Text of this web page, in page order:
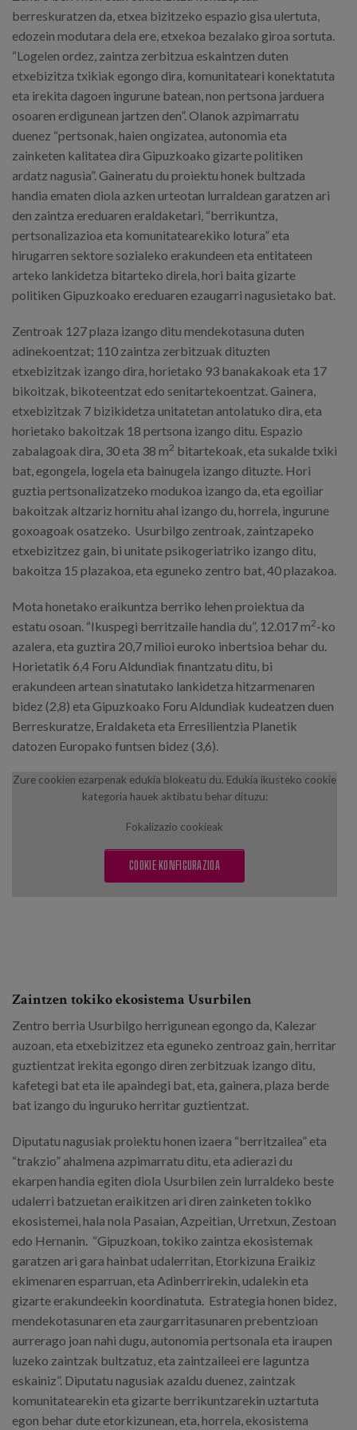
berreskuratzen da, etxea bizitzeko espazio gisa ulertuta,
edozein modutara dela ere, etxekoa bezalako giroa sortuta.
“Logelen ordez, zaintza zerbitzua eskaintzen duten
etxebizitza txikiak egongo dira, komunitateari konektatuta
eta irekita dagoen ingurune batean, non pertsona jarduera
osoaren erdigunean jartzen den”. Olanok azpimarratu
duenez “pertsonak, haien ongizatea, autonomia eta
zainketen kalitatea dira Gipuzkoako gizarte politiken
ardatz nagusia”. Gaineratu du proiektu honek bultzada
handia ematen diola azken urteotan lurraldean garatzen ari
den zaintza ereduaren eraldaketari, “berrikuntza,
pertsonalizazioa eta komunitatearekiko lotura” eta
hirugarren sektore sozialeko erakundeen eta entitateen
arteko lankidetza bitarteko direla, hori baita gizarte
politiken Gipuzkoako ereduaren ezaugarri nagusietako bat.
Zentroak 127 plaza izango ditu mendekotasuna duten
adinekoentzat; 110 zaintza zerbitzuak dituzten
etxebizitzak izango dira, horietako 93 banakakoak eta 17
bikoitzak, bikoteentzat edo senitartekoentzat. Gainera,
etxebizitzak 7 bizikidetza unitatetan antolatuko dira, eta
horietako bakoitzak 18 pertsona izango ditu. Espazio
zabalagoak dira, 30 eta 38 m2 bitartekoak, eta sukalde txiki
bat, egongela, logela eta bainugela izango dituzte. Hori
guztia pertsonalizatzeko modukoa izango da, eta egoiliar
bakoitzak altzariz hornitu ahal izango du, horrela, ingurune
goxoagoak osatzeko. Usurbilgo zentroak, zaintzapeko
etxebizitzez gain, bi unitate psikogeriatriko izango ditu,
bakoitza 15 plazakoa, eta eguneko zentro bat, 40 plazakoa.
Mota honetako eraikuntza berriko lehen proiektua da
estatu osoan. “Ikuspegi berritzaile handia du”, 12.017 m2-ko
azalera, eta guztira 20,7 milioi euroko inbertsioa behar du.
Horietatik 6,4 Foru Aldundiak finantzatu ditu, bi
erakundeen artean sinatutako lankidetza hitzarmenaren
bidez (2,8) eta Gipuzkoako Foru Aldundiak kudeatzen duen
Berreskuratze, Eraldaketa eta Erresilientzia Planetik
datozen Europako funtsen bidez (3,6).
Zure cookien ezarpenak edukia blokeatu du. Edukia ikusteko cookie
kategoria hauek aktibatu behar dituzu:
Fokalizazio cookieak
COOKIE KONFIGURAZIOA
Zaintzen tokiko ekosistema Usurbilen
Zentro berria Usurbilgo herrigunean egongo da, Kalezar
auzoan, eta etxebizitzez eta eguneko zentroaz gain, herritar
guztientzat irekita egongo diren zerbitzuak izango ditu,
kafetegi bat eta ile apaindegi bat, eta, gainera, plaza berde
bat izango du inguruko herritar guztientzat.
Diputatu nagusiak proiektu honen izaera “berritzailea” eta
“trakzio” ahalmena azpimarratu ditu, eta adierazi du
ekarpen handia egiten diola Usurbilen zein lurraldeko beste
udalerri batzuetan eraikitzen ari diren zainketen tokiko
ekosistemei, hala nola Pasaian, Azpeitian, Urretxun, Zestoan
edo Hernanin. “Gipuzkoan, tokiko zaintza ekosistemak
garatzen ari gara hainbat udalerritan, Etorkizuna Eraikiz
ekimenaren esparruan, eta Adinberrirekin, udalekin eta
gizarte erakundeekin koordinatuta. Estrategia honen bidez,
mendekotasunaren eta zaurgarritasunaren prebentzioan
aurrerago joan nahi dugu, autonomia pertsonala eta iraupen
luzeko zaintzak bultzatuz, eta zaintzaileei ere laguntza
eskainiz”. Diputatu nagusiak azaldu duenez, zaintzak
komunitatearekin eta gizarte berrikuntzarekin uztartuta
egon behar dute etorkizunean, eta, horrela, ekosistema